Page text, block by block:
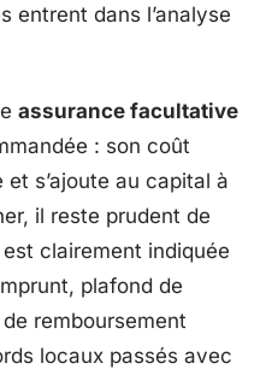
entrent dans l’analyse
assurance facultative
: son coût
et s’ajoute au capital à
il reste prudent de
clairement indiquée
plafond de
remboursement
locaux passés avec